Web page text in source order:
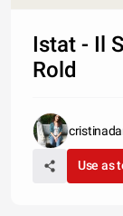
Istat - Il
Rold
Use as